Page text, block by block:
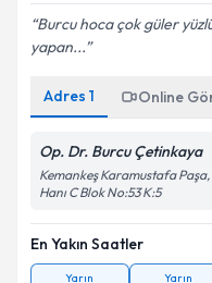
Burcu hoca çok güler
yapan...
Adres 1 Online
Op. Dr. Burcu Çetinkaya
Kemankeş Karamustafa Paşa,
Hanı C Blok No:53 K:5
En Yakın Saatler
Yarın Yarın